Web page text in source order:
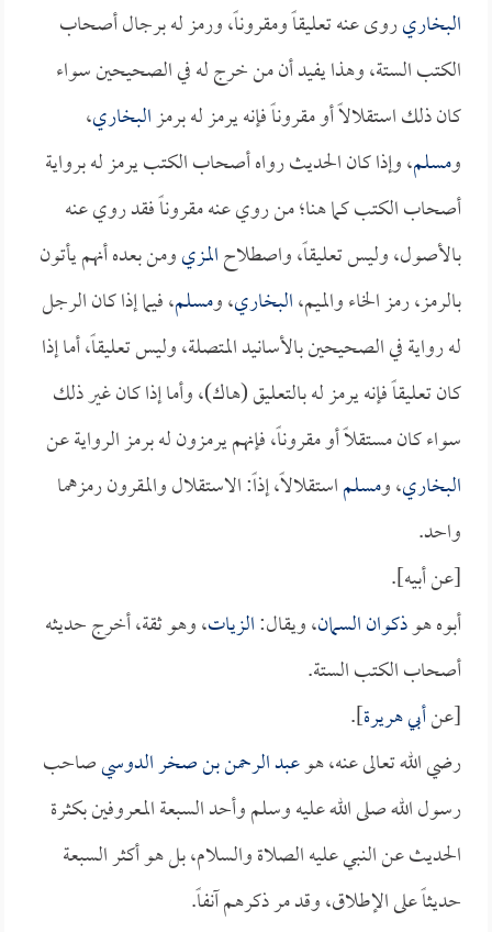
البخاريروى عنه تعليقاً ومقروناً، ورمز له برجال أصحاب
الكتب الستة، وهذا يفيد أن من خرج له في الصحيحين سواء
كان ذلك استقلالاً أو مقروناً فإنه يرمز له برمزالبخاري،
ومسلم، وإذا كان الحديث رواه أصحاب الكتب يرمز له برواية
أصحاب الكتب كما هنا؛ من روي عنه مقروناً فقد روي عنه
بالأصول، وليس تعليقاً، واصطلاحالمزيومن بعده أنهم يأتون
بالرمز، رمز الخاء والميم،البخاري، ومسلم، فيما إذا كان الرجل
له رواية في الصحيحين بالأسانيد المتصلة، وليس تعليقاً، أما إذا
كان تعليقاً فإنه يرمز له بالتعليق (هاك)، وأما إذا كان غير ذلك
سواء كان مستقلاً أو مقروناً، فإنهم يرمزون له برمز الرواية عن
البخاري، ومسلماستقلالاً، إذاً: الاستقلال والمقرون رمزهما
واحد.
[عن أبيه].
أبوه هوذكوان السمان، ويقال:الزيات، وهو ثقة، أخرج حديثه
أصحاب الكتب الستة.
[عنأبي هريرة].
رضي الله تعالى عنه، هوعبد الرحمن بن صخر الدوسيصاحب
رسول الله صلى الله عليه وسلم وأحد السبعة المعروفين بكثرة
الحديث عن النبي عليه الصلاة والسلام، بل هو أكثر السبعة
حديثاً على الإطلاق، وقد مر ذكرهم آنفاً.